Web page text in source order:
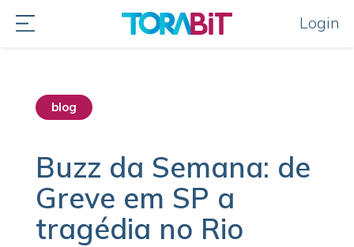
Login
blog
Buzz da Semana: de
Greve em SP a
tragédia no Rio